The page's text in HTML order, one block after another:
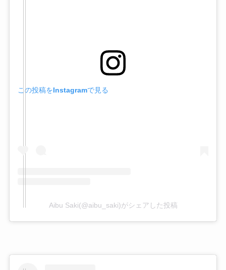
この投稿をInstagramで見る
Aibu Saki(@aibu_saki)がシェアした投稿